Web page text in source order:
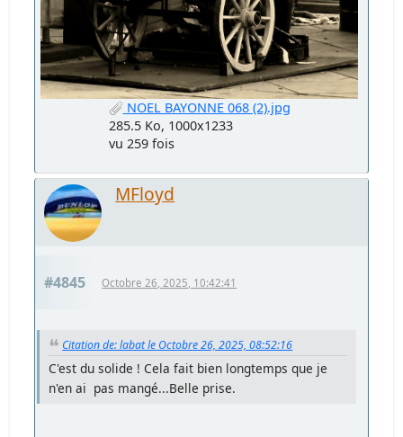
NOEL BAYONNE 068 (2).jpg
285.5 Ko, 1000x1233
vu 259 fois
MFloyd
#4845 Octobre 26, 2025, 10:42:41
Citation de: labat le Octobre 26, 2025, 08:52:16
C'est du solide ! Cela fait bien longtemps que je
n'en ai pas mangé...Belle prise.